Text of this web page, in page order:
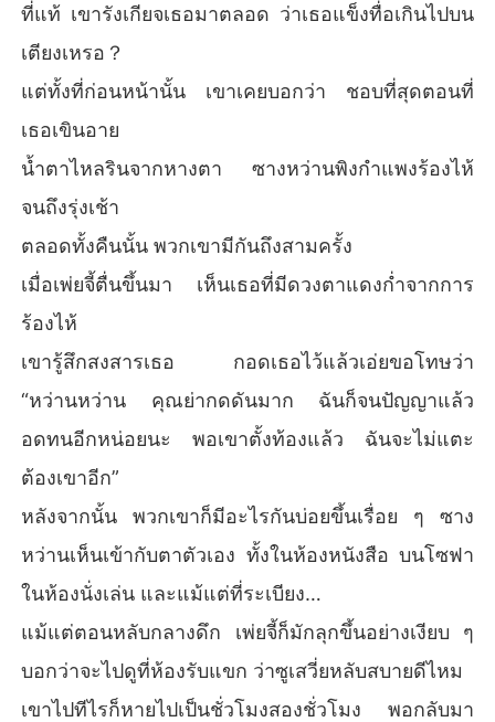
ที่แท้ เขารังเกียจเธอมาตลอด ว่าเธอแข็งทื่อเกินไปบน
เตียงเหรอ？
แต่ทั้งที่ก่อนหน้านั้น เขาเคยบอกว่า ชอบที่สุดตอนที่
เธอเขินอาย
น้ำตาไหลรินจากหางตา ซางหว่านพิงกำแพงร้องไห้
จนถึงรุ่งเช้า
ตลอดทั้งคืนนั้น พวกเขามีกันถึงสามครั้ง
เมื่อเพ่ยจี้ตื่นขึ้นมา เห็นเธอที่มีดวงตาแดงก่ำจากการ
ร้องไห้
เขารู้สึกสงสารเธอ กอดเธอไว้แล้วเอ่ยขอโทษว่า
“หว่านหว่าน คุณย่ากดดันมาก ฉันก็จนปัญญาแล้ว
อดทนอีกหน่อยนะ พอเขาตั้งท้องแล้ว ฉันจะไม่แตะ
ต้องเขาอีก”
หลังจากนั้น พวกเขาก็มีอะไรกันบ่อยขึ้นเรื่อย ๆ ซาง
หว่านเห็นเข้ากับตาตัวเอง ทั้งในห้องหนังสือ บนโซฟา
ในห้องนั่งเล่น และแม้แต่ที่ระเบียง…
แม้แต่ตอนหลับกลางดึก เพ่ยจี้ก็มักลุกขึ้นอย่างเงียบ ๆ
บอกว่าจะไปดูที่ห้องรับแขก ว่าซูเสวี่ยหลับสบายดีไหม
เขาไปทีไรก็หายไปเป็นชั่วโมงสองชั่วโมง พอกลับมา